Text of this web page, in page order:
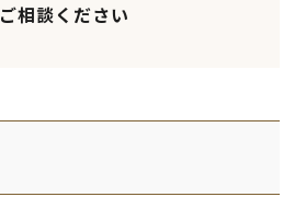
相談ください